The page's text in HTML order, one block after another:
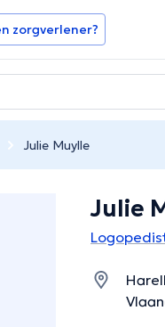
zorgverlener?
Julie Muylle
Julie